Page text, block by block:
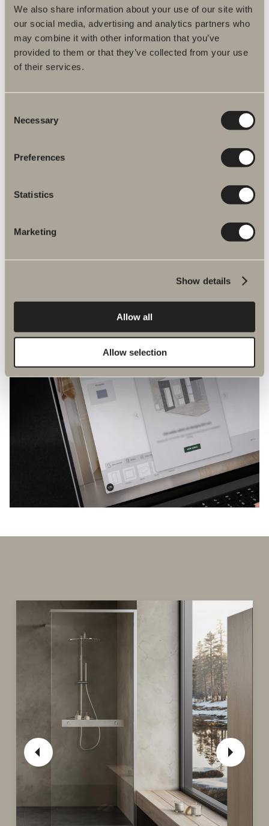
We also share information about your use of our site with
our social media, advertising and analytics partners who
may combine it with other information that you’ve
provided to them or that they’ve collected from your use
of their services.
Selection
Necessary
Preferences
Statistics
Marketing
Show details
Allow all
Allow selection
GÅ TILL PRODUKT
Skoga viknisch kombi
Dörröppning: 60-90 cm. Höjd 198 cm (201 cm ovankant stag).
Bygg ditt badrum redan ikväll.